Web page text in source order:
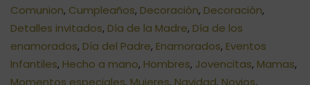
Comunion, Cumpleaños, Decoración, Decoración,
Detalles invitados, Día de la Madre, Día de los
enamorados, Día del Padre, Enamorados, Eventos
Infantiles, Hecho a mano, Hombres, Jovencitas, Mamas,
Momentos especiales, Mujeres, Navidad, Novios,